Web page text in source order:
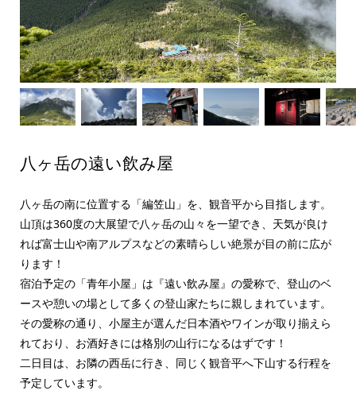
八ヶ岳の遠い飲み屋
八ヶ岳の南に位置する「編笠山」を、観音平から目指します。
山頂は360度の大展望で八ヶ岳の山々を一望でき、天気が良け
れば富士山や南アルプスなどの素晴らしい絶景が目の前に広が
ります！
宿泊予定の「青年小屋」は『遠い飲み屋』の愛称で、登山のベ
ースや憩いの場として多くの登山家たちに親しまれています。
その愛称の通り、小屋主が選んだ日本酒やワインが取り揃えら
れており、お酒好きには格別の山行になるはずです！
二日目は、お隣の西岳に行き、同じく観音平へ下山する行程を
予定しています。